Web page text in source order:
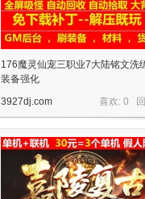
176魔灵仙宠三职业7大陆铭文洗
装备强化
喜欢: 0
3927dj.com